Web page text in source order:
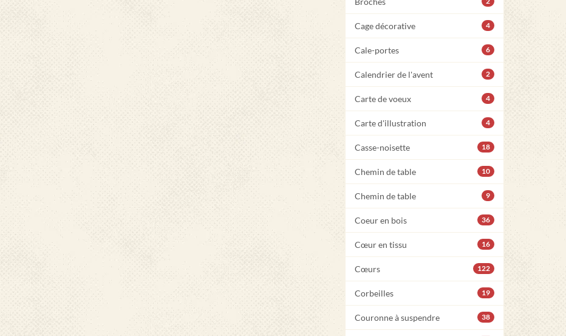
Cage décorative 4
Cale-portes 6
Calendrier de l'avent 2
Carte de voeux 4
Carte d'illustration 4
Casse-noisette 18
Chemin de table 10
Chemin de table 9
Coeur en bois 36
Cœur en tissu 16
Cœurs 122
Corbeilles 19
Couronne à suspendre 38